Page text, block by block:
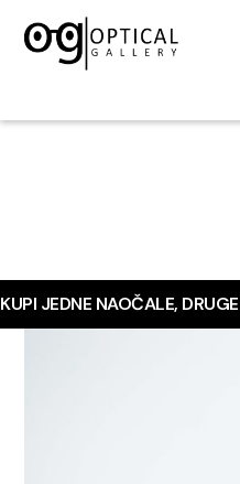
KUPI JEDNE NAOČALE,